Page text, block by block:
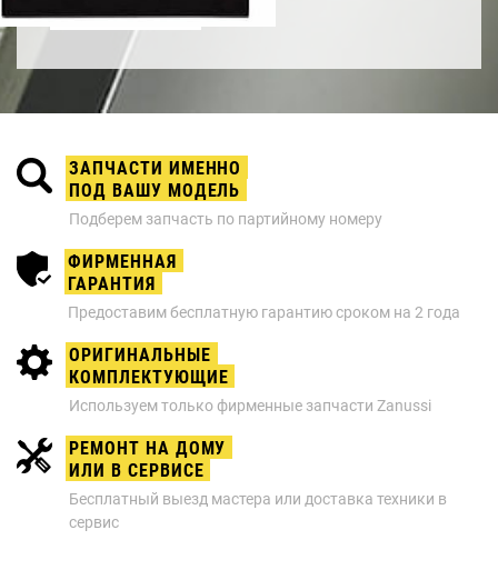
ЗАПЧАСТИ ИМЕННО
ПОД ВАШУ МОДЕЛЬ
Подберем запчасть по партийному номеру
ФИРМЕННАЯ
ГАРАНТИЯ
Предоставим бесплатную гарантию сроком на 2 года
ОРИГИНАЛЬНЫЕ
КОМПЛЕКТУЮЩИЕ
Используем только фирменные запчасти Zanussi
РЕМОНТ НА ДОМУ
ИЛИ В СЕРВИСЕ
Бесплатный выезд мастера или доставка техники в
сервис